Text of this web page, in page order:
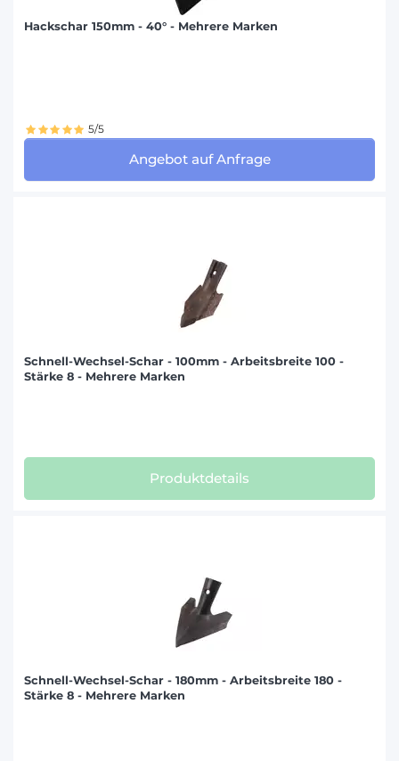
Hackschar 150mm - 40° - Mehrere Marken
5/5
Angebot auf Anfrage
Schnell-Wechsel-Schar - 100mm - Arbeitsbreite 100 -
Stärke 8 - Mehrere Marken
Produktdetails
Schnell-Wechsel-Schar - 180mm - Arbeitsbreite 180 -
Stärke 8 - Mehrere Marken